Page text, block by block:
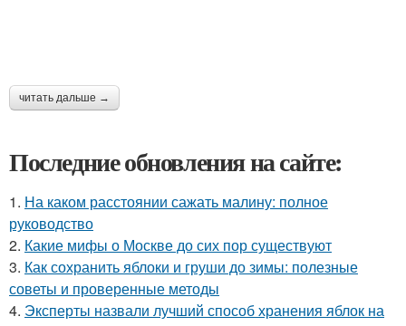
читать дальше →
Последние обновления на сайте:
1. На каком расстоянии сажать малину: полное
руководство
2. Какие мифы о Москве до сих пор существуют
3. Как сохранить яблоки и груши до зимы: полезные
советы и проверенные методы
4. Эксперты назвали лучший способ хранения яблок на